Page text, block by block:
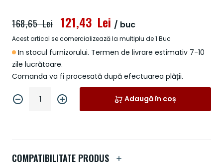
In stocul furnizorului. Termen de livrare estimativ 7-10
zile lucrătoare.
Comanda va fi procesată după efectuarea plății.
121,43 Lei
168,65 Lei / buc
Acest articol se comercializează la multiplu de 1 Buc
Adaugă în coș
imagini
COMPATIBILITATE PRODUS